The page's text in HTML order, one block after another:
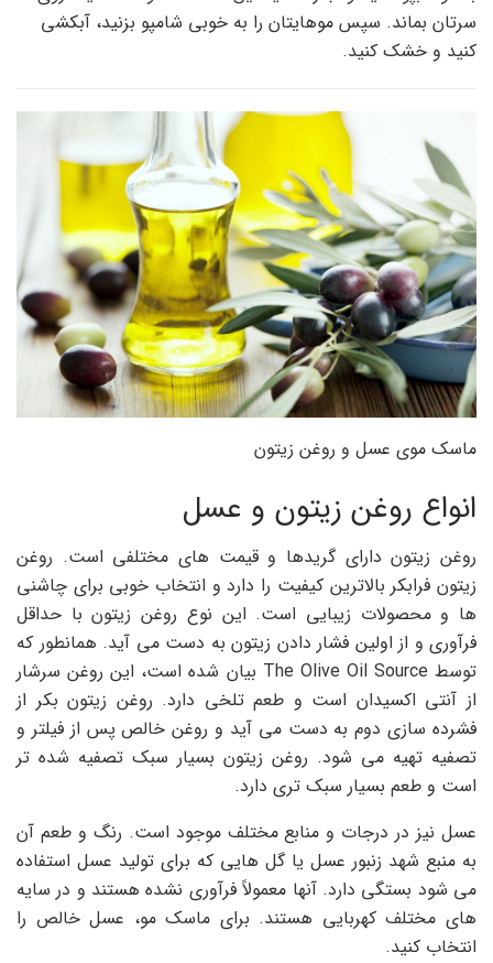
سرتان بماند. سپس موهایتان را به خوبی شامپو بزنید، آبکشی
کنید و خشک کنید.
ماسک موی عسل و روغن زیتون
انواع روغن زیتون و عسل
روغن زیتون دارای گریدها و قیمت های مختلفی است. روغن
زیتون فرابکر بالاترین کیفیت را دارد و انتخاب خوبی برای چاشنی
ها و محصولات زیبایی است. این نوع روغن زیتون با حداقل
فرآوری و از اولین فشار دادن زیتون به دست می آید. همانطور که
توسط The Olive Oil Source بیان شده است، این روغن سرشار
از آنتی اکسیدان است و طعم تلخی دارد. روغن زیتون بکر از
فشرده سازی دوم به دست می آید و روغن خالص پس از فیلتر و
تصفیه تهیه می شود. روغن زیتون بسیار سبک تصفیه شده تر
است و طعم بسیار سبک تری دارد.
عسل نیز در درجات و منابع مختلف موجود است. رنگ و طعم آن
به منبع شهد زنبور عسل یا گل هایی که برای تولید عسل استفاده
می شود بستگی دارد. آنها معمولاً فرآوری نشده هستند و در سایه
های مختلف کهربایی هستند. برای ماسک مو، عسل خالص را
انتخاب کنید.